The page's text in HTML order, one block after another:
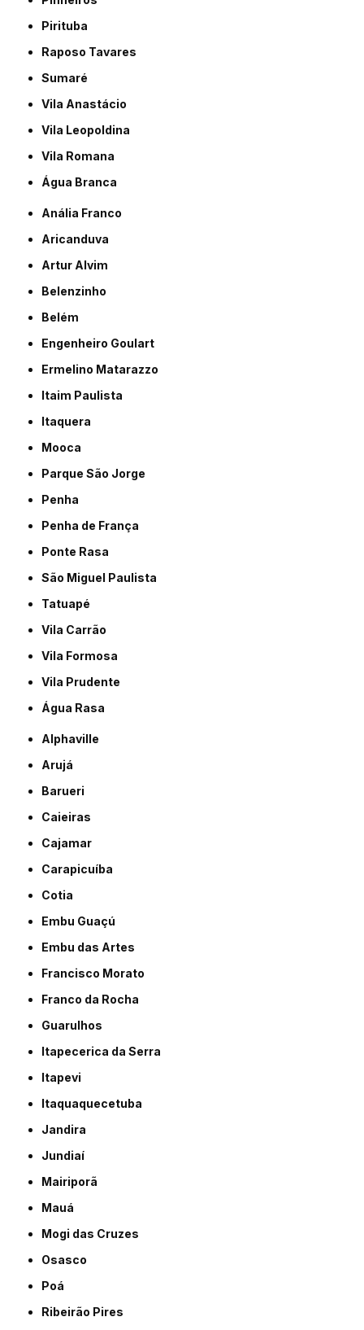
Pirituba
Raposo Tavares
Sumaré
Vila Anastácio
Vila Leopoldina
Vila Romana
Água Branca
Anália Franco
Aricanduva
Artur Alvim
Belenzinho
Belém
Engenheiro Goulart
Ermelino Matarazzo
Itaim Paulista
Itaquera
Mooca
Parque São Jorge
Penha
Penha de França
Ponte Rasa
São Miguel Paulista
Tatuapé
Vila Carrão
Vila Formosa
Vila Prudente
Água Rasa
Alphaville
Arujá
Barueri
Caieiras
Cajamar
Carapicuíba
Cotia
Embu Guaçú
Embu das Artes
Francisco Morato
Franco da Rocha
Guarulhos
Itapecerica da Serra
Itapevi
Itaquaquecetuba
Jandira
Jundiaí
Mairiporã
Mauá
Mogi das Cruzes
Osasco
Poá
Ribeirão Pires